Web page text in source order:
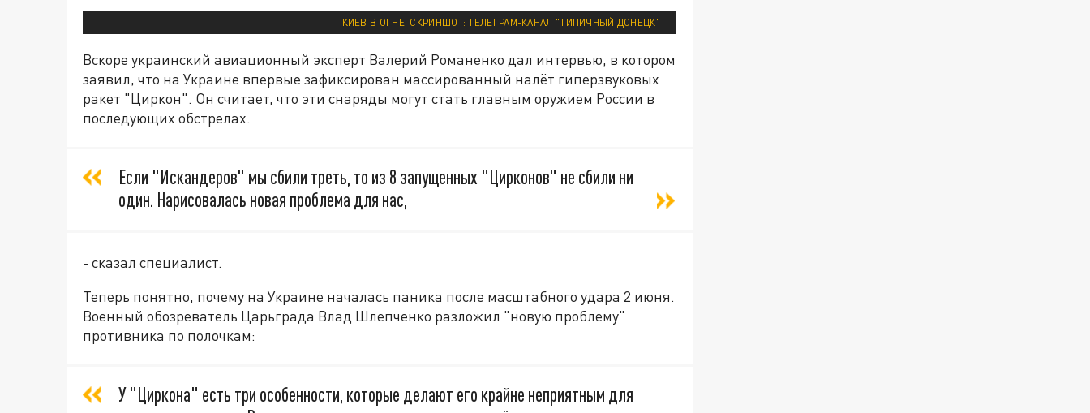
КИЕВ В ОГНЕ. СКРИНШОТ: ТЕЛЕГРАМ-КАНАЛ "ТИПИЧНЫЙ ДОНЕЦК"
Вскоре украинский авиационный эксперт Валерий Романенко дал интервью, в котором
заявил, что на Украине впервые зафиксирован массированный налёт гиперзвуковых
ракет "Циркон". Он считает, что эти снаряды могут стать главным оружием России в
последующих обстрелах.
Если "Искандеров" мы сбили треть, то из 8 запущенных "Цирконов" не сбили ни
один. Нарисовалась новая проблема для нас,
- сказал специалист.
Теперь понятно, почему на Украине началась паника после масштабного удара 2 июня.
Военный обозреватель Царьграда Влад Шлепченко разложил "новую проблему"
противника по полочкам:
У "Циркона" есть три особенности, которые делают его крайне неприятным для